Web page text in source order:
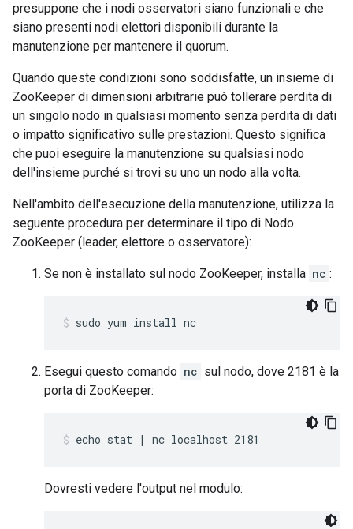
presuppone che i nodi osservatori siano funzionali e che
siano presenti nodi elettori disponibili durante la
manutenzione per mantenere il quorum.
Quando queste condizioni sono soddisfatte, un insieme di
ZooKeeper di dimensioni arbitrarie può tollerare perdita di
un singolo nodo in qualsiasi momento senza perdita di dati
o impatto significativo sulle prestazioni. Questo significa
che puoi eseguire la manutenzione su qualsiasi nodo
dell'insieme purché si trovi su uno un nodo alla volta.
Nell'ambito dell'esecuzione della manutenzione, utilizza la
seguente procedura per determinare il tipo di Nodo
ZooKeeper (leader, elettore o osservatore):
Se non è installato sul nodo ZooKeeper, installa nc :
sudo yum install nc
Esegui questo comando nc sul nodo, dove 2181 è la
porta di ZooKeeper:
echo stat | nc localhost 2181
Dovresti vedere l'output nel modulo: